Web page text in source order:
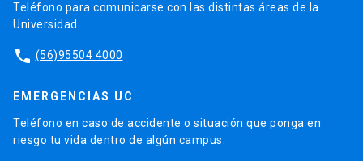
Teléfono para comunicarse con las distintas áreas de la
Universidad.
phone (56)95504 4000
EMERGENCIAS UC
Teléfono en caso de accidente o situación que ponga en
riesgo tu vida dentro de algún campus.